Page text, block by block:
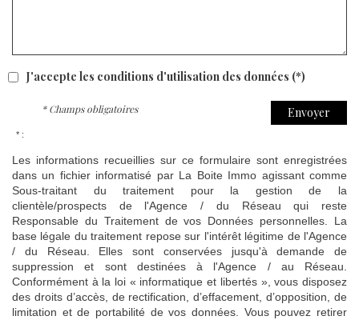
J'accepte les conditions d'utilisation des données (*)
Envoyer
* Champs obligatoires
* :
Les informations recueillies sur ce formulaire sont enregistrées
dans un fichier informatisé par La Boite Immo agissant comme
Sous-traitant du traitement pour la gestion de la
clientèle/prospects de l'Agence / du Réseau qui reste
Responsable du Traitement de vos Données personnelles. La
base légale du traitement repose sur l'intérêt légitime de l'Agence
/ du Réseau. Elles sont conservées jusqu'à demande de
suppression et sont destinées à l'Agence / au Réseau.
Conformément à la loi « informatique et libertés », vous disposez
des droits d’accès, de rectification, d’effacement, d’opposition, de
limitation et de portabilité de vos données. Vous pouvez retirer